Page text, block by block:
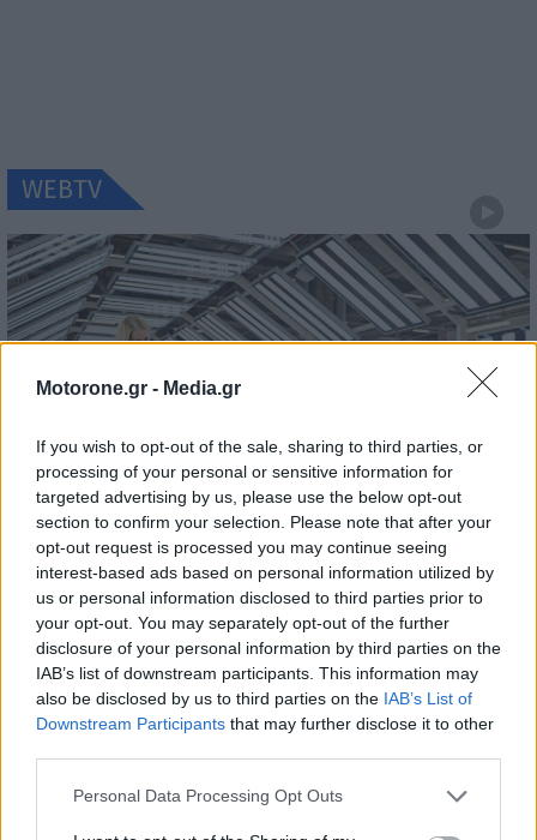
Motorone.gr - Media.gr
If you wish to opt-out of the sale, sharing to third parties, or
processing of your personal or sensitive information for
targeted advertising by us, please use the below opt-out
section to confirm your selection. Please note that after your
opt-out request is processed you may continue seeing
interest-based ads based on personal information utilized by
us or personal information disclosed to third parties prior to
your opt-out. You may separately opt-out of the further
disclosure of your personal information by third parties on the
IAB’s list of downstream participants. This information may
also be disclosed by us to third parties on the IAB’s List of
Downstream Participants that may further disclose it to other
Personal Data Processing Opt Outs
WEBTV
Skoda: Ξεκίνησε η παραγωγή του
νέου Peaq – Δείτε Video από τη
γραμμή παραγωγής
WEB TV 6.8.2026